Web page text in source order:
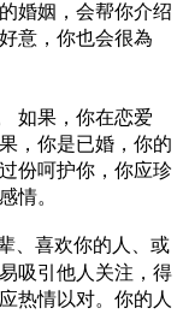
婚姻，会帮你介绍
意，你也会很為
如果，你在恋爱
，你是已婚，你的
份呵护你，你应珍
情。
、喜欢你的人、或
吸引他人关注，得
热情以对。你的人